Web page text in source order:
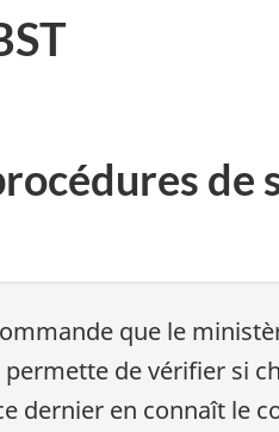
de
que le
de vérifier si
dernier en connaît le